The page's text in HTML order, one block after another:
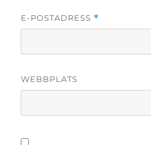
E-POSTADRESS *
WEBBPLATS